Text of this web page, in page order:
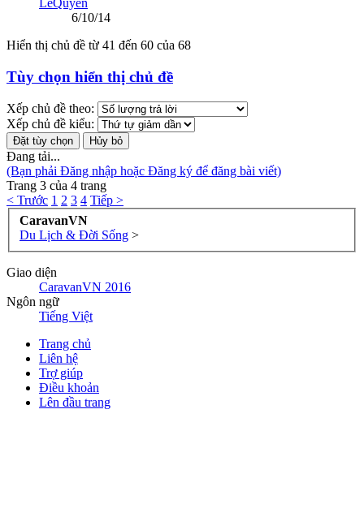
LeQuyen
6/10/14
Hiển thị chủ đề từ 41 đến 60 của 68
Tùy chọn hiển thị chủ đề
Xếp chủ đề theo:
Xếp chủ đề kiểu:
Đang tải...
(Bạn phải Đăng nhập hoặc Đăng ký để đăng bài viết)
Trang 3 của 4 trang
< Trước 1 2 3 4 Tiếp >
CaravanVN
Du Lịch & Đời Sống >
Giao diện
CaravanVN 2016
Ngôn ngữ
Tiếng Việt
Trang chủ
Liên hệ
Trợ giúp
Điều khoản
Lên đầu trang